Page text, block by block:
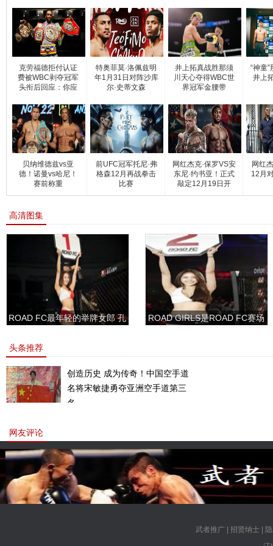
克劳福德拒付认证
费被WBC剥夺冠军
头衔后回应：你应
特奥菲莫·洛佩兹明
年1月31日对阵沙库
尔·史蒂文森
井上拓真战胜那须
川天心夺得WBC世
界冠军金腰带
“神童
井上
贝纳维德兹vs亚
德！诺曼vs哈尼！
赛前称重
前UFC冠军托尼·弗
格森12月再战拳击
比赛
网红杰克·保罗VS安
东尼·约书亚！正式
敲定12月19日开
网红
12月
高清图集
ROAD FC最年轻的举牌女郎 孔
ROAD GIRLS是ROAD FC赛场
头条推荐
创造历史 成为传奇！中国空手道
名将宋敏捷勇夺亚洲空手道第三
名。
网友评论
武者推广| 招贤纳士|